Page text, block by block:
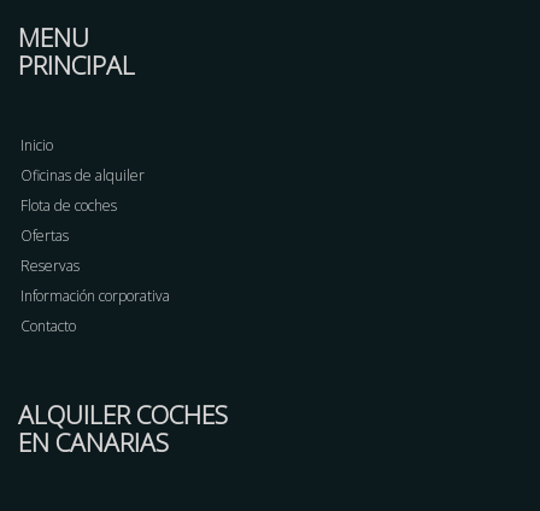
MENU
PRINCIPAL
Inicio
Oficinas de alquiler
Flota de coches
Ofertas
Reservas
Información corporativa
Contacto
ALQUILER COCHES
EN CANARIAS